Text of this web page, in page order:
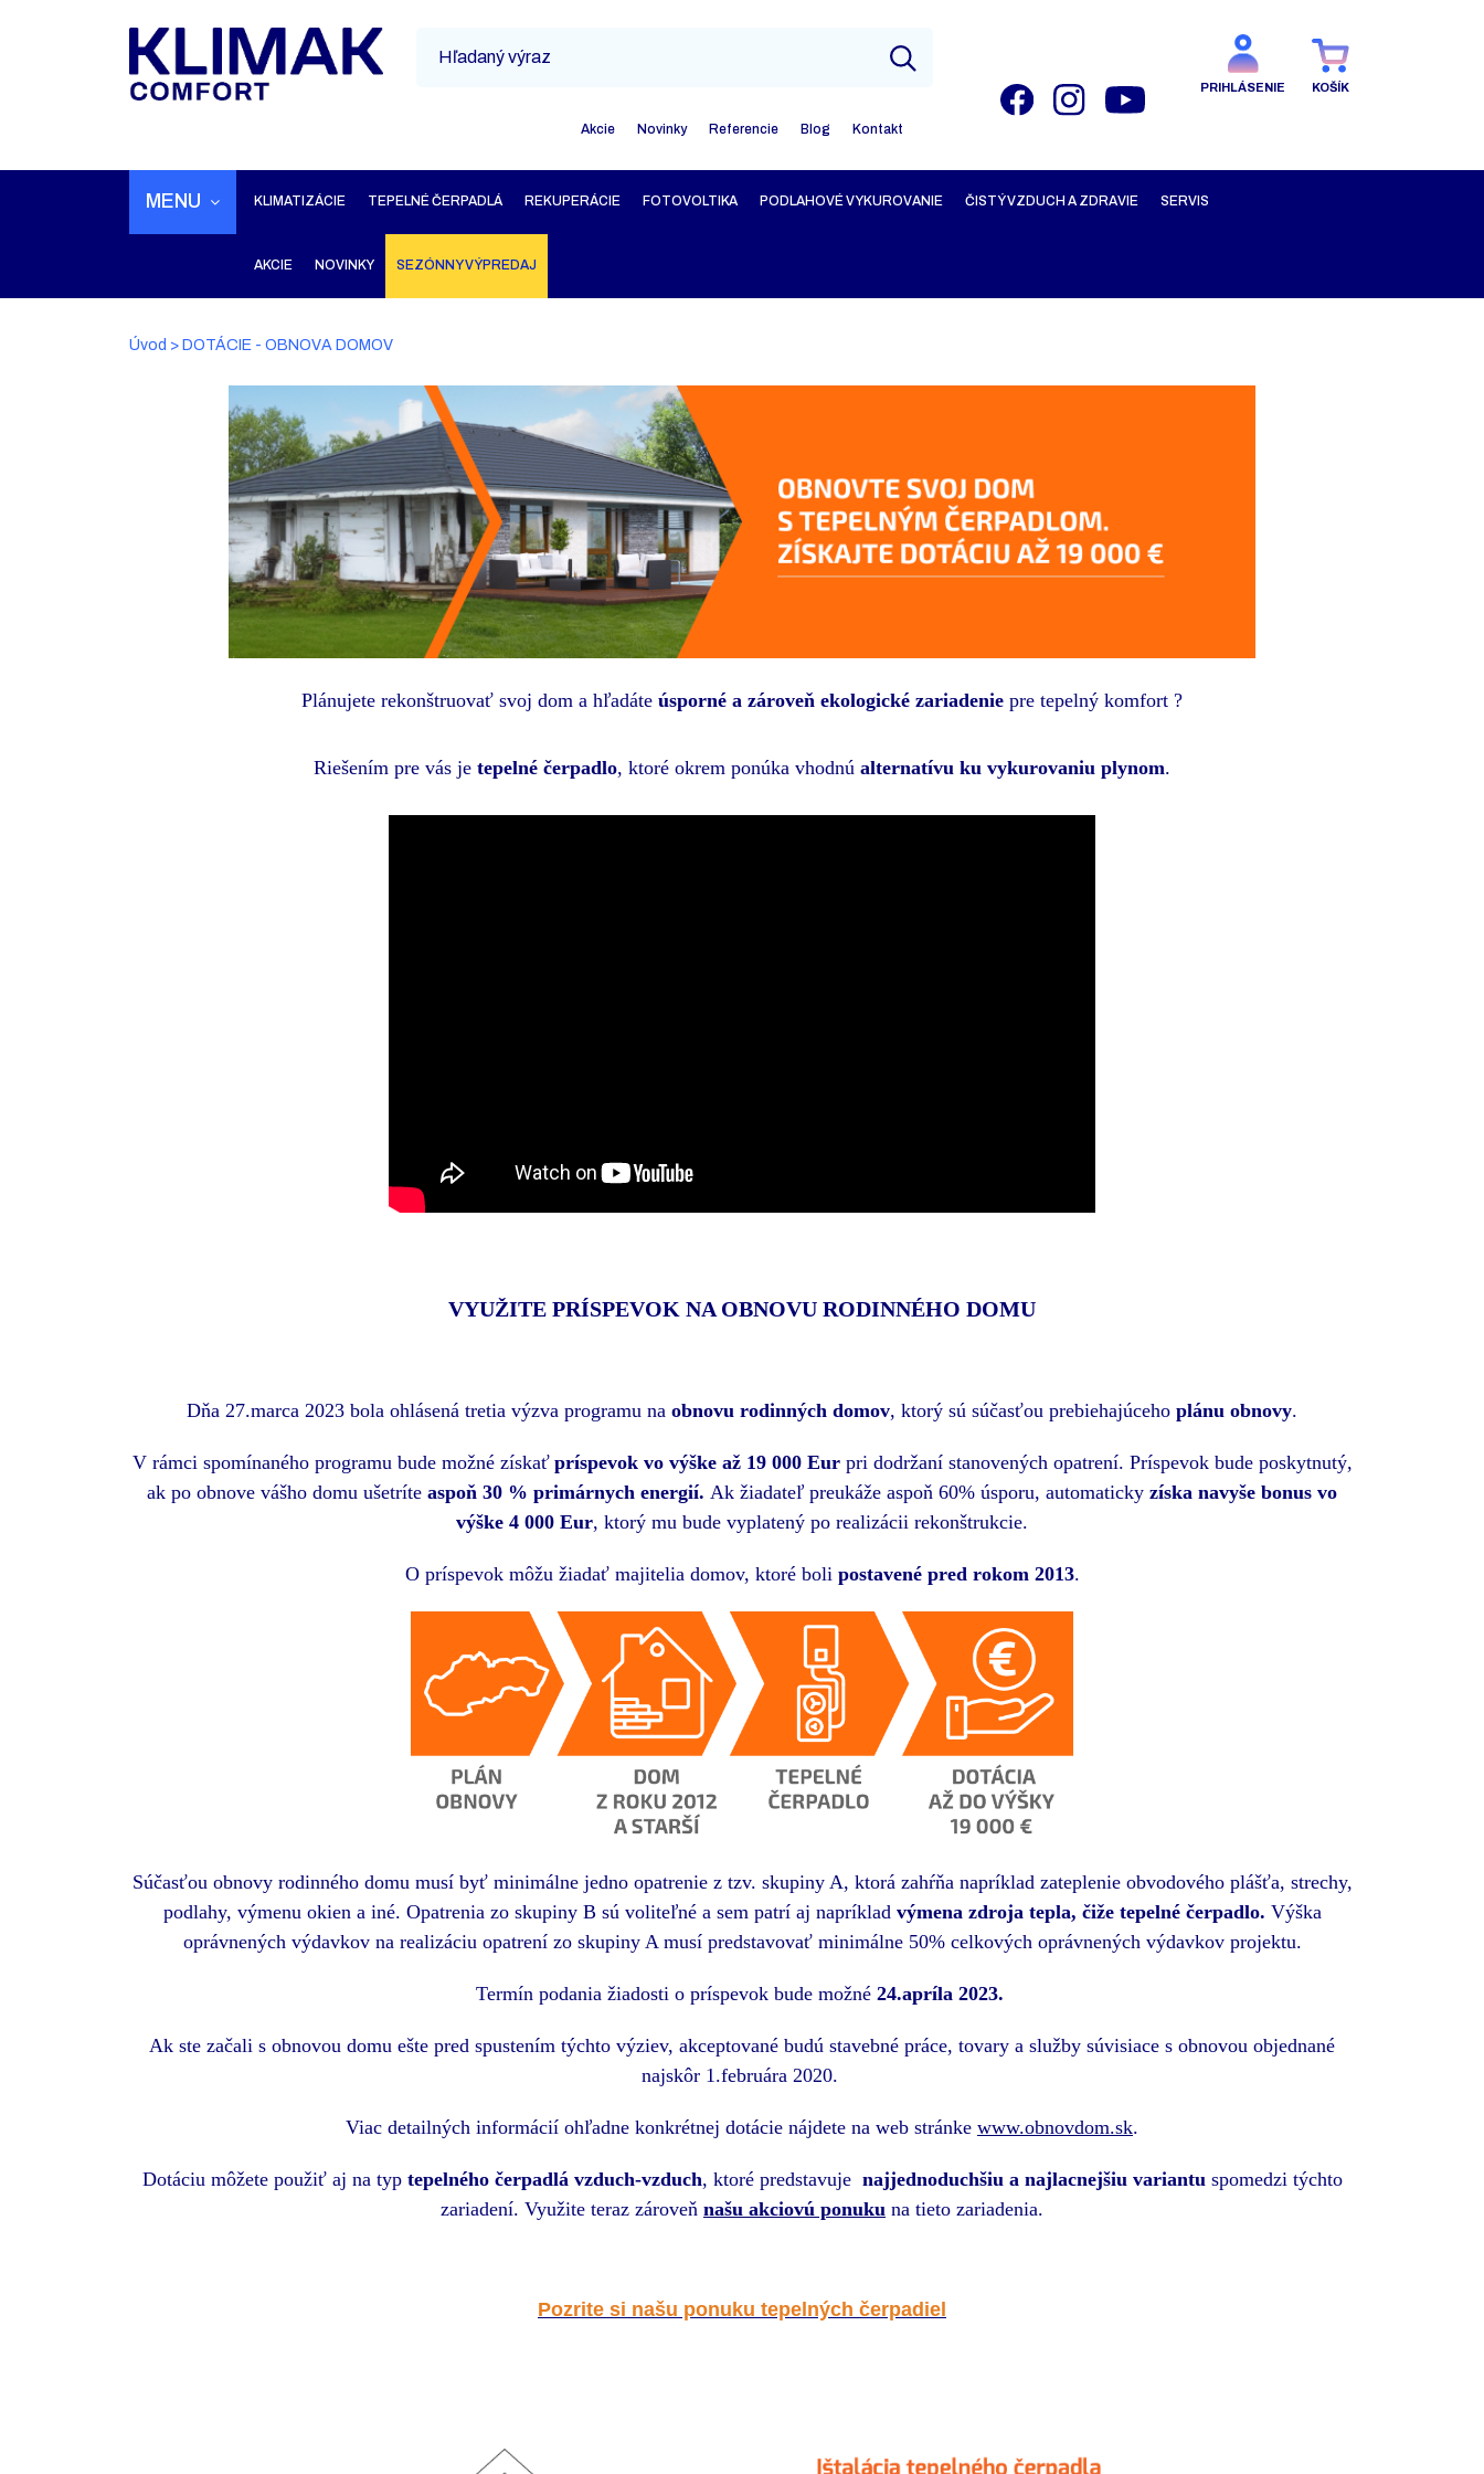
PRIHLÁSENIE KOŠÍK
Akcie Novinky Referencie Blog Kontakt
MENU KLIMATIZÁCIE TEPELNÉ ČERPADLÁ REKUPERÁCIE FOTOVOLTIKA PODLAHOVÉ VYKUROVANIE ČISTÝ VZDUCH A ZDRAVIE SERVIS
AKCIE NOVINKY SEZÓNNY VÝPREDAJ
Úvod > DOTÁCIE - OBNOVA DOMOV
Plánujete rekonštruovať svoj dom a hľadáte úsporné a zároveň ekologické zariadenie pre tepelný komfort ?
Riešením pre vás je tepelné čerpadlo, ktoré okrem ponúka vhodnú alternatívu ku vykurovaniu plynom.
VYUŽITE PRÍSPEVOK NA OBNOVU RODINNÉHO DOMU
Dňa 27.marca 2023 bola ohlásená tretia výzva programu na obnovu rodinných domov, ktorý sú súčasťou prebiehajúceho plánu obnovy.
V rámci spomínaného programu bude možné získať príspevok vo výške až 19 000 Eurpri dodržaní stanovených opatrení. Príspevok bude poskytnutý,
ak po obnove vášho domu ušetríte aspoň 30 % primárnych energií. Ak žiadateľ preukáže aspoň 60% úsporu, automaticky získa navyše bonus vo
výške 4 000 Eur, ktorý mu bude vyplatený po realizácii rekonštrukcie.
O príspevok môžu žiadať majitelia domov, ktoré boli postavené pred rokom 2013.
Súčasťou obnovy rodinného domu musí byť minimálne jedno opatrenie z tzv. skupiny A, ktorá zahŕňa napríklad zateplenie obvodového plášťa, strechy,
podlahy, výmenu okien a iné. Opatrenia zo skupiny B sú voliteľné a sem patrí aj napríklad výmena zdroja tepla, čiže tepelné čerpadlo. Výška
oprávnených výdavkov na realizáciu opatrení zo skupiny A musí predstavovať minimálne 50% celkových oprávnených výdavkov projektu.
Termín podania žiadosti o príspevok bude možné 24.apríla 2023.
Ak ste začali s obnovou domu ešte pred spustením týchto výziev, akceptované budú stavebné práce, tovary a služby súvisiace s obnovou objednané
najskôr 1.februára 2020.
Viac detailných informácií ohľadne konkrétnej dotácie nájdete na web stránke www.obnovdom.sk.
Dotáciu môžete použiť aj na typ tepelného čerpadlá vzduch-vzduch, ktoré predstavuje najjednoduchšiu a najlacnejšiu variantuspomedzi týchto
zariadení. Využite teraz zároveň našu akciovú ponuku na tieto zariadenia.
Pozrite si našu ponuku tepelných čerpadiel